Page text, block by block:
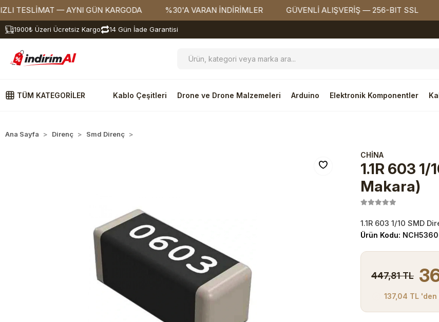
— AYNI GÜN KARGODA %30'A VARAN İNDİRİMLER GÜVENLİ ALIŞVERİŞ — 256-BIT SSL
1900₺ Üzeri Ücretsiz Kargo 14 Gün İade Garantisi
TÜM KATEGORİLER Kablo Çeşitleri Drone ve Drone Malzemeleri Arduino Elektronik Komponentler
Ana Sayfa Direnç Smd Direnç
CHİNA
1.1R 603
Makara)
1.1R 603 1/10 SMD
Ürün Kodu:
447,81 TL
137,04 TL